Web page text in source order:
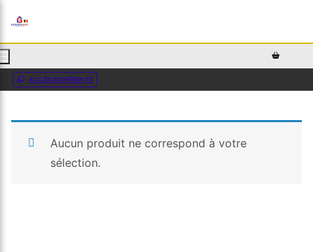
ACCÈS ADHÉRENTS
Aucun produit ne correspond à votre
sélection.